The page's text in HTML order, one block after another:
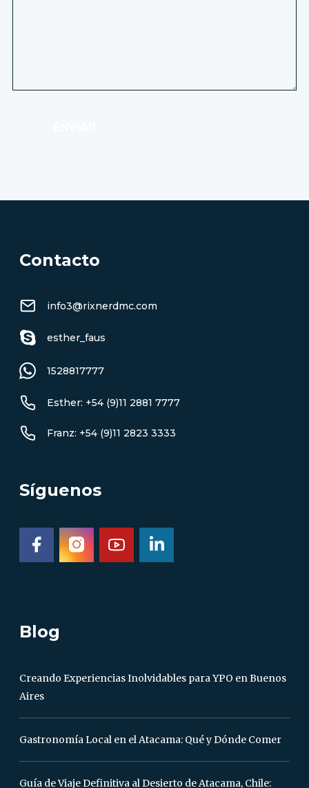
Contacto
info3@rixnerdmc.com
esther_faus
1528817777
Esther: +54 (9)11 2881 7777
Franz: +54 (9)11 2823 3333
Síguenos
Blog
Creando Experiencias Inolvidables para YPO en Buenos
Aires
Gastronomía Local en el Atacama: Qué y Dónde Comer
Guía de Viaje Definitiva al Desierto de Atacama, Chile: